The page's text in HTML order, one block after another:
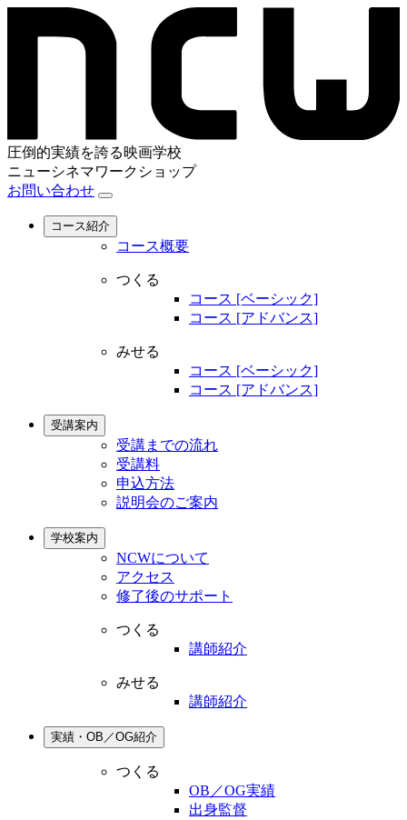
圧倒的実績を誇る映画学校
ニューシネマワークショップ
お問い合わせ
コース紹介
コース概要
つくる
コース [ベーシック]
コース [アドバンス]
みせる
コース [ベーシック]
コース [アドバンス]
受講案内
受講までの流れ
受講料
申込方法
説明会のご案内
学校案内
NCWについて
アクセス
修了後のサポート
つくる
講師紹介
みせる
講師紹介
実績・OB／OG紹介
つくる
OB／OG実績
出身監督